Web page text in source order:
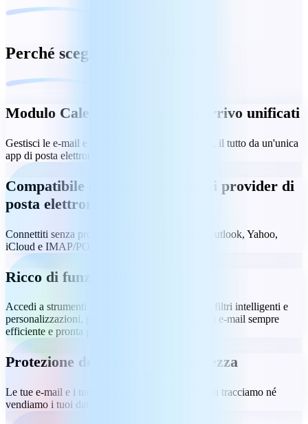
Perché scegliere MobiMail
Modulo Calendario e posta in arrivo unificati
Gestisci le e-mail e pianifica i tuoi appuntamenti, il tutto da un'unica
app di posta elettronica.
Compatibile con tutti i principali provider di
posta elettronica
Connettiti senza problemi agli account Gmail, Outlook, Yahoo,
iCloud e IMAP/POP3.
Ricco di funzionalità
Accedi a strumenti avanzati di posta elettronica, filtri intelligenti e
personalizzazioni, per mantenere la tua casella di e-mail sempre
efficiente e pronta per le tue necessità.
Protezione della privacy e sicurezza
Le tue e-mail e i tuoi impegni restano privati: non tracciamo né
vendiamo i tuoi dati.